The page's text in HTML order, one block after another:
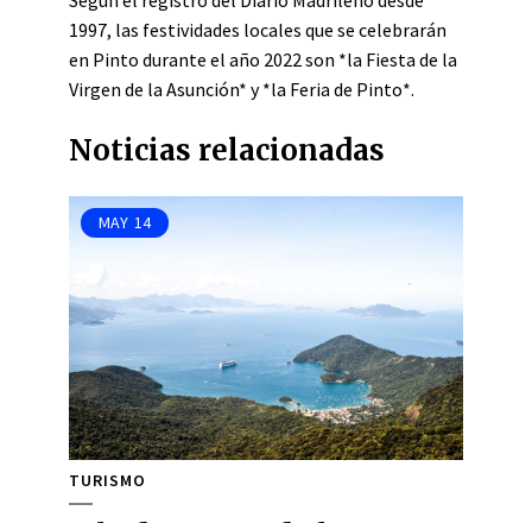
1997, las festividades locales que se celebrarán
en Pinto durante el año 2022 son *la Fiesta de la
Virgen de la Asunción* y *la Feria de Pinto*.
Noticias relacionadas
MAY 14
TURISMO